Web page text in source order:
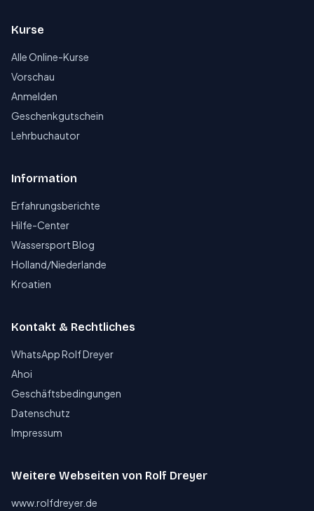
Kurse
Alle Online-Kurse
Vorschau
Anmelden
Geschenkgutschein
Lehrbuchautor
Information
Erfahrungsberichte
Hilfe-Center
Wassersport Blog
Holland/Niederlande
Kroatien
Kontakt & Rechtliches
WhatsApp Rolf Dreyer
Ahoi
Geschäftsbedingungen
Datenschutz
Impressum
Weitere Webseiten von Rolf Dreyer
www.rolfdreyer.de